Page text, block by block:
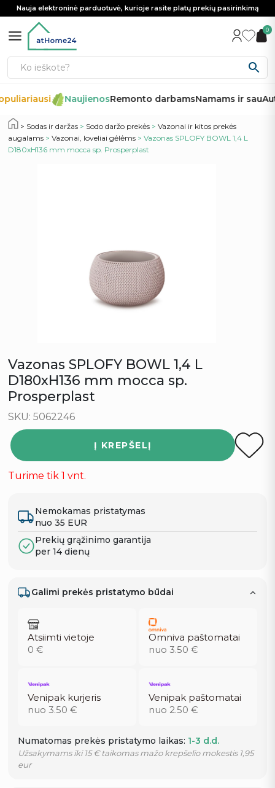
Nauja elektroninė parduotuvė, kurioje rasite platų prekių pasirinkimą
0
NaujienosRemonto darbamsNamams ir sau
Sodas ir daržas > Sodo daržo prekės >Vazonai ir kitos prekės
augalams >Vazonai, loveliai gėlėms > Vazonas SPLOFY BOWL 1,4 L
D180xH136 mm mocca sp. Prosperplast
Vazonas SPLOFY BOWL 1,4 L
D180xH136 mm mocca sp.
Prosperplast
SKU: 5062246
Į KREPŠELĮ
Turime tik 1 vnt.
Nemokamas pristatymas
nuo 35 EUR
Prekių grąžinimo garantija
per 14 dienų
Galimi prekės pristatymo būdai
Atsiimti vietoje
0 €
Omniva paštomatai
nuo 3.50 €
Venipak kurjeris
nuo 3.50 €
Venipak paštomatai
nuo 2.50 €
Numatomas prekės pristatymo laikas: 1-3 d.d.
Užsakymams iki 15 € taikomas mažo krepšelio mokestis 1,95
eur